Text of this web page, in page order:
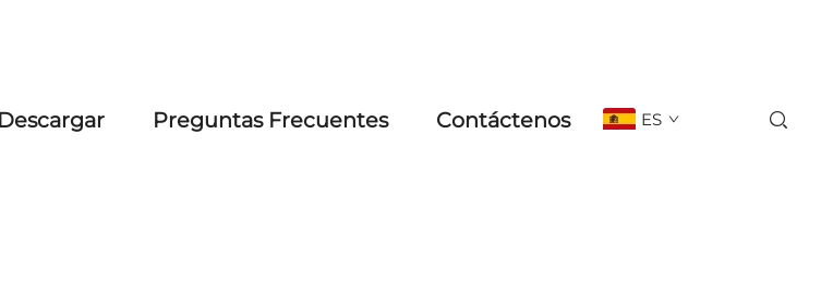
Descargar Preguntas Frecuentes Contáctenos ES